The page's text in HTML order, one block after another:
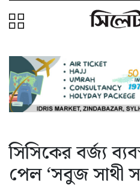
সিসিকের বর্জ্য
পেল ‘সবুজ সাথী